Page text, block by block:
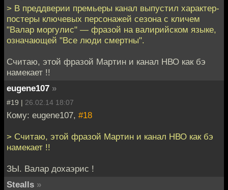
> В преддверии премьеры канал выпустил характер-
постеры ключевых персонажей сезона с кличем
"Валар моргулис" — фразой на валирийском языке,
означающей "Все люди смертны".
Считаю, этой фразой Мартин и канал НВО как бэ
намекает !!
eugene107 »
#19 | 26.02.14 18:07
Кому: eugene107, #18
> Считаю, этой фразой Мартин и канал НВО как бэ
намекает !!
ЗЫ. Валар дохаэрис !
Stealls »